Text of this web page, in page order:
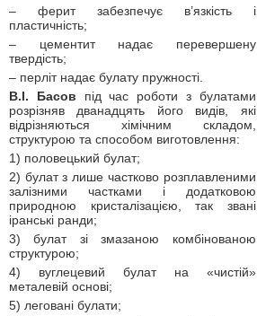
– ферит забезпечує в’язкість і
пластичність;
– цементит надає перевершену
твердість;
– перліт надає булату пружності.
В.І. Басов під час роботи з булатами
розрізняв дванадцять його видів, які
відрізняються хімічним складом,
структурою та способом виготовлення:
1) половецький булат;
2) булат з лише частково розплавленими
залізними частками і додатковою
природною кристалізацією, так звані
іранські ранди;
3) булат зі змазаною комбінованою
структурою;
4) вуглецевий булат на «чистій»
металевій основі;
5) леговані булати;